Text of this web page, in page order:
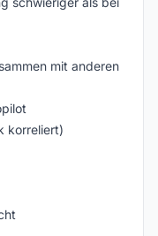
mit anderen
korreliert)